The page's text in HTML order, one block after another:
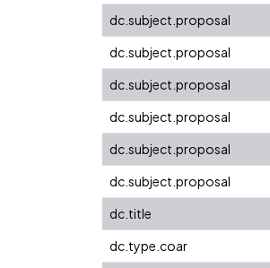
dc.subject.proposal
dc.subject.proposal
dc.subject.proposal
dc.subject.proposal
dc.subject.proposal
dc.subject.proposal
dc.title
dc.type.coar